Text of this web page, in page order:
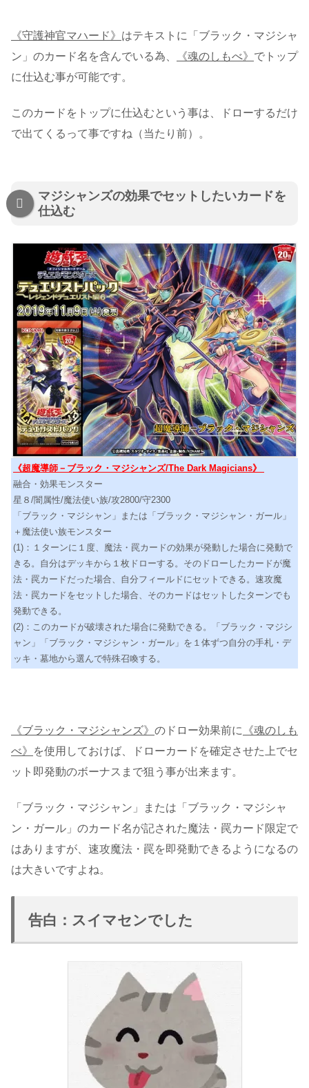
《守護神官マハード》 はテキストに「ブラック・マジシャ
ン」のカード名を含んでいる為、
《魂のしもべ》 でトップ
に仕込む事が可能です。
このカードをトップに仕込むという事は、ドローするだけ
で出てくるって事ですね（当たり前）。
マジシャンズの効果でセットしたいカードを
仕込む
《超魔導師－ブラック・マジシャンズ/The Dark Magicians》
融合・効果モンスター
星８/闇属性/魔法使い族/攻2800/守2300
「ブラック・マジシャン」または「ブラック・マジシャン・ガール」
＋魔法使い族モンスター
(1)：１ターンに１度、魔法・罠カードの効果が発動した場合に発動で
きる。自分はデッキから１枚ドローする。そのドローしたカードが魔
法・罠カードだった場合、自分フィールドにセットできる。速攻魔
法・罠カードをセットした場合、そのカードはセットしたターンでも
発動できる。
(2)：このカードが破壊された場合に発動できる。「ブラック・マジシ
ャン」「ブラック・マジシャン・ガール」を１体ずつ自分の手札・デ
ッキ・墓地から選んで特殊召喚する。
《ブラック・マジシャンズ》 のドロー効果前に
《魂のしも
べ》
を使用しておけば、ドローカードを確定させた上でセ
ット即発動のボーナスまで狙う事が出来ます。
「ブラック・マジシャン」または「ブラック・マジシャ
ン・ガール」のカード名が記された魔法・罠カード限定で
はありますが、速攻魔法・罠を即発動できるようになるの
は大きいですよね。
告白：スイマセンでした